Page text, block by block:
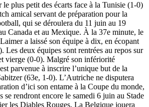
le plus petit des écarts face à la Tunisie (1-0)
amical servant de préparation pour la
qui se déroulera du 11 juin au 19
Canada et au Mexique. À la 37e minute, le
a laissé son équipe à dix, en écopant
Les deux équipes sont rentrées au repos sur
vierge (0-0). Malgré son infériorité
parvenue à inscrire l’unique but de la
(63e, 1-0). L’Autriche ne disputera
d’ici son entame à la Coupe du monde,
se rendront encore le samedi 6 juin au Stade
les Diables Rouges. La Belgique jouera